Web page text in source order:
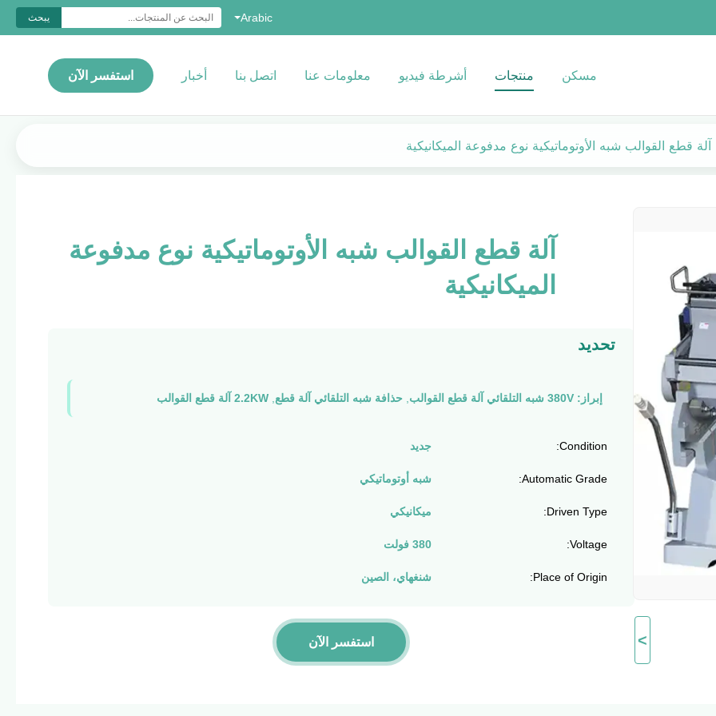
Arabic يبحث
مسكن منتجات أشرطة فيديو معلومات عنا اتصل بنا أخبار استفسر الآن
آلة قطع القوالب شبه الأوتوماتيكية نوع مدفوعة الميكانيكية
>
آلة قطع القوالب شبه الأوتوماتيكية نوع مدفوعة
الميكانيكية
تحديد
إبراز: 380V شبه التلقائي آلة قطع القوالب حذافة شبه التلقائي آلة قطع 2.2KW آلة قطع القوالب
Condition: جديد
Automatic Grade: شبه أوتوماتيكي
Driven Type: ميكانيكي
Voltage: 380 فولت
Place of Origin: شنغهاي، الصين
استفسر الآن